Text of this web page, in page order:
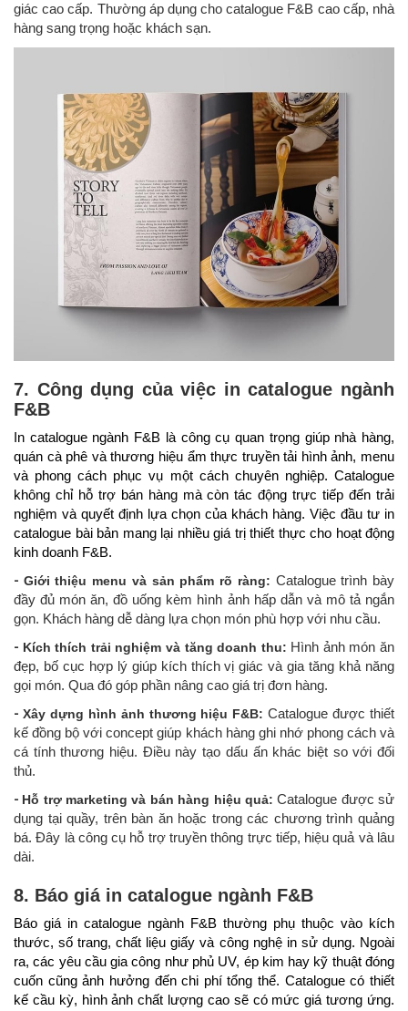
giác cao cấp. Thường áp dụng cho catalogue F&B cao cấp, nhà
hàng sang trọng hoặc khách sạn.
7. Công dụng của việc in catalogue ngành
F&B
In catalogue ngành F&B là công cụ quan trọng giúp nhà hàng,
quán cà phê và thương hiệu ẩm thực truyền tải hình ảnh, menu
và phong cách phục vụ một cách chuyên nghiệp. Catalogue
không chỉ hỗ trợ bán hàng mà còn tác động trực tiếp đến trải
nghiệm và quyết định lựa chọn của khách hàng. Việc đầu tư in
catalogue bài bản mang lại nhiều giá trị thiết thực cho hoạt động
kinh doanh F&B.
- Giới thiệu menu và sản phẩm rõ ràng: Catalogue trình bày
đầy đủ món ăn, đồ uống kèm hình ảnh hấp dẫn và mô tả ngắn
gọn. Khách hàng dễ dàng lựa chọn món phù hợp với nhu cầu.
- Kích thích trải nghiệm và tăng doanh thu: Hình ảnh món ăn
đẹp, bố cục hợp lý giúp kích thích vị giác và gia tăng khả năng
gọi món. Qua đó góp phần nâng cao giá trị đơn hàng.
- Xây dựng hình ảnh thương hiệu F&B: Catalogue được thiết
kế đồng bộ với concept giúp khách hàng ghi nhớ phong cách và
cá tính thương hiệu. Điều này tạo dấu ấn khác biệt so với đối
thủ.
- Hỗ trợ marketing và bán hàng hiệu quả: Catalogue được sử
dụng tại quầy, trên bàn ăn hoặc trong các chương trình quảng
bá. Đây là công cụ hỗ trợ truyền thông trực tiếp, hiệu quả và lâu
dài.
8. Báo giá in catalogue ngành F&B
Báo giá in catalogue ngành F&B thường phụ thuộc vào kích
thước, số trang, chất liệu giấy và công nghệ in sử dụng. Ngoài
ra, các yêu cầu gia công như phủ UV, ép kim hay kỹ thuật đóng
cuốn cũng ảnh hưởng đến chi phí tổng thể. Catalogue có thiết
kế cầu kỳ, hình ảnh chất lượng cao sẽ có mức giá tương ứng.